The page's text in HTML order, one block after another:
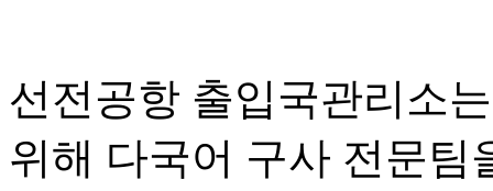
선전공항 출입국관리소
위해 다국어 구사 전문팀